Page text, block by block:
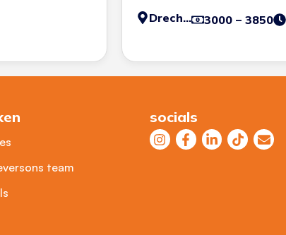
Drechtsteden 3000 – 3850
ons team
socials